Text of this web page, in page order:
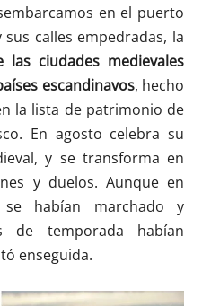
en el puerto
calles empedradas, la
las ciudades medievales
escandinavos, hecho
la lista de patrimonio de
En agosto celebra su
y se transforma en
y duelos. Aunque en
habían marchado y
de temporada habían
enseguida.